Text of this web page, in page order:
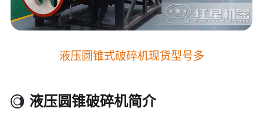
液压圆锥式破碎机现货型号多
液压圆锥破碎机简介